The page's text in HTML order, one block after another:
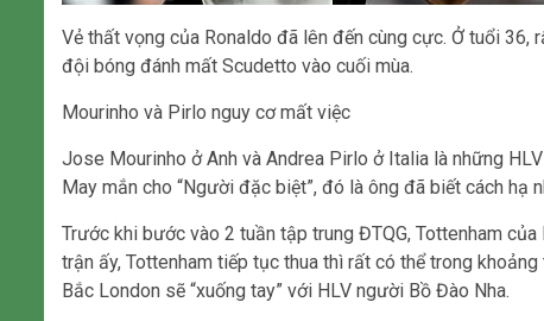
Vẻ thất vọng của Ronaldo đã lên đến cùng cực. Ở tuổi 36,
đội bóng đánh mất Scudetto vào cuối mùa.
Mourinho và Pirlo nguy cơ mất việc
Jose Mourinho ở Anh và Andrea Pirlo ở Italia là những
May mắn cho “Người đặc biệt”, đó là ông đã biết cách hạ
Trước khi bước vào 2 tuần tập trung ĐTQG, Tottenham
trận ấy, Tottenham tiếp tục thua thì rất có thể trong
Bắc London sẽ “xuống tay” với HLV người Bồ Đào Nha.